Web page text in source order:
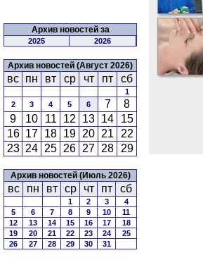
Архив новостей за
2025 2026
Архив новостей (Август 2026)
вс пн вт ср чт пт сб
1
2
3 4 5 6 7
8
9
10 11 12 13 14
15
16 17 18 19 20 21
22
23 24 25 26 27 28 29
Архив новостей (Июль 2026)
вс пн вт ср чт пт сб
1 2 3
4
5
6 7 8 9 10
11
12
13 14 15 16 17
18
19
20 21 22 23 24
25
26
27 28 29 30 31